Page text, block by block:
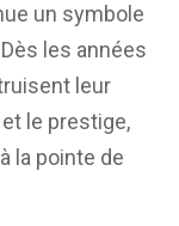
un symbole
les années
leur
le prestige,
la pointe de